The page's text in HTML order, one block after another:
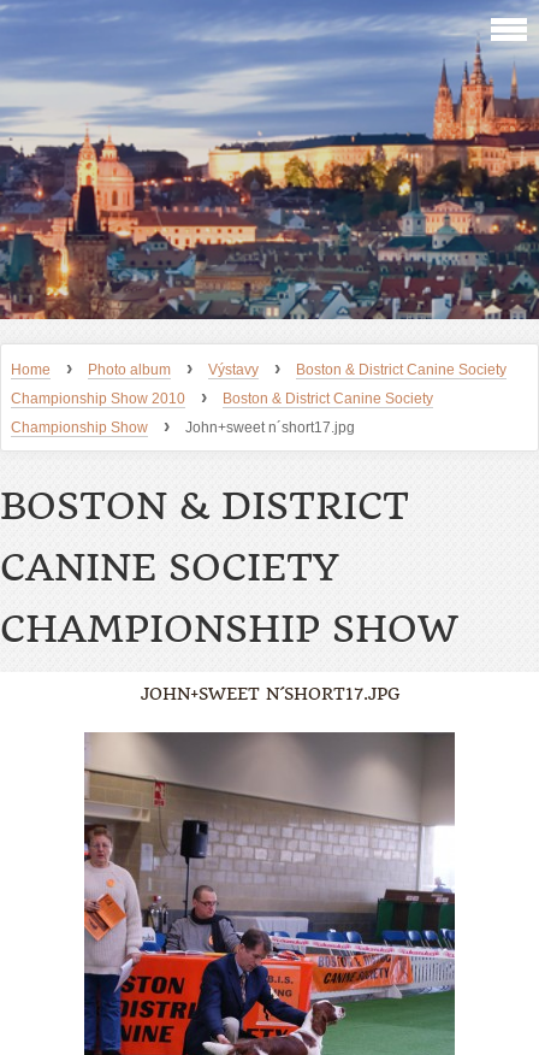
Home › Photo album › Výstavy ›
Boston & District Canine Society
Championship Show 2010
›
Boston & District Canine Society
Championship Show
› John+sweet n´short17.jpg
BOSTON & DISTRICT
CANINE SOCIETY
CHAMPIONSHIP SHOW
JOHN+SWEET N´SHORT17.JPG